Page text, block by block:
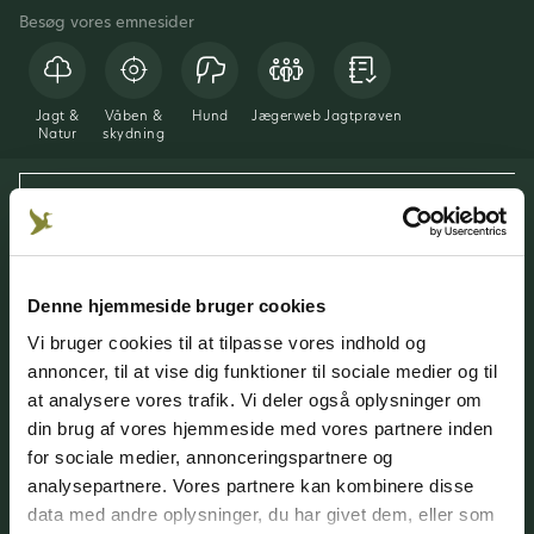
Denne hjemmeside bruger cookies
Vi bruger cookies til at tilpasse vores indhold og
annoncer, til at vise dig funktioner til sociale medier og til
at analysere vores trafik. Vi deler også oplysninger om
din brug af vores hjemmeside med vores partnere inden
for sociale medier, annonceringspartnere og
analysepartnere. Vores partnere kan kombinere disse
data med andre oplysninger, du har givet dem, eller som
Besøg vores emnesider
Jagt &
Natur
Våben &
skydning
Hund Jægerweb Jagtprøven
Danmarks Jægerforbund Vores medier
Viden om DJ's medier
89000+ 800+ 900+